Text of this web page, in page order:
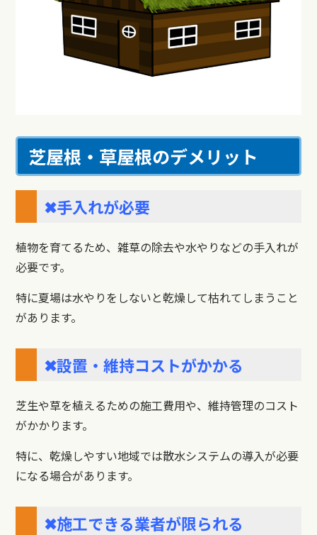
芝屋根・草屋根のデメリット
✖手入れが必要
植物を育てるため、雑草の除去や水やりなどの手入れが
必要です。
特に夏場は水やりをしないと乾燥して枯れてしまうこと
があります。
✖設置・維持コストがかかる
芝生や草を植えるための施工費用や、維持管理のコスト
がかかります。
特に、乾燥しやすい地域では散水システムの導入が必要
になる場合があります。
✖施工できる業者が限られる